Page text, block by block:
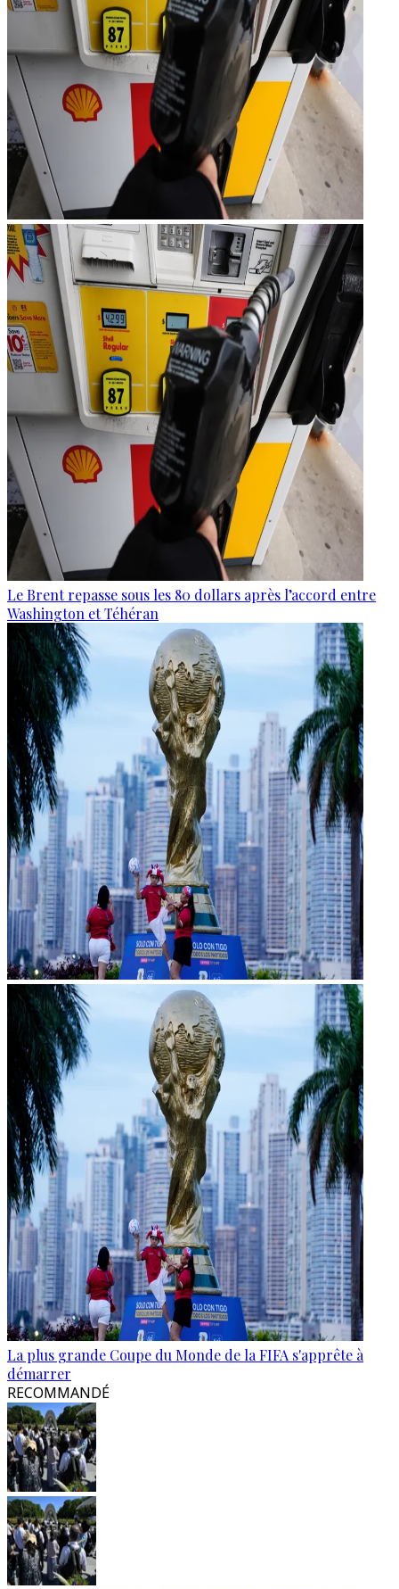
Le Brent repasse sous les 80 dollars après l’accord entre
Washington et Téhéran
La plus grande Coupe du Monde de la FIFA s'apprête à
démarrer
RECOMMANDÉ